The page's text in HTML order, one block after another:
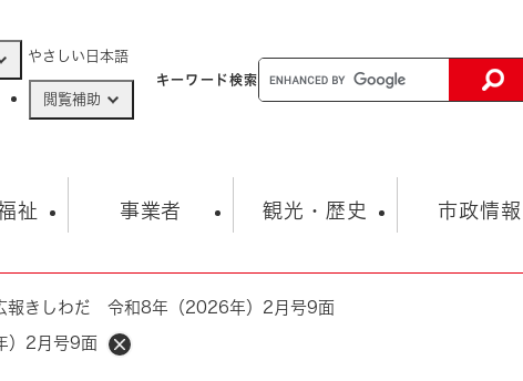
やさしい日本語
閲覧補助
キーワード検索
子育て
祉
健康・生活 生涯学習・スポーツ
事業者
入札・契約情報
観光・歴史
観光スポット
市政情報
市の概要 総合計画
オープンデータ
報きしわだ 令和8年（2026年）2月号9面
）2月号9面